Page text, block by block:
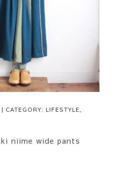
| CATEGORY: LIFESTYLE,
niime wide pants